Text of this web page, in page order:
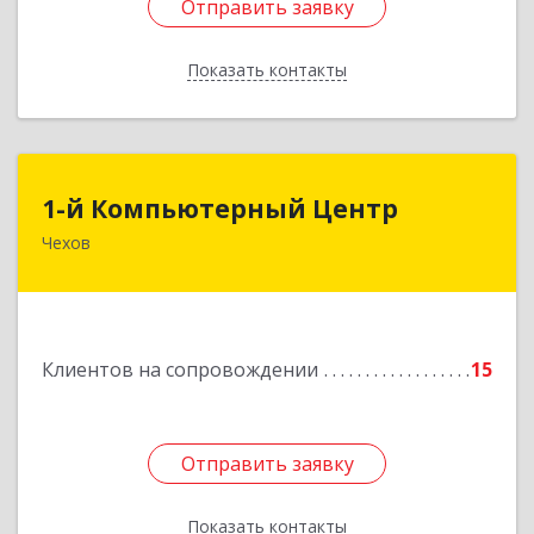
Отправить заявку
Показать контакты
Отправить заявку
Назад
1-й Компьютерный Центр
Чехов
Клиентов на сопровождении 15
Отправить заявку
Показать контакты
1-й Компьютерный Центр
142306, Московская обл, Чеховский р-н, Чехов
Отправить заявку
Назад